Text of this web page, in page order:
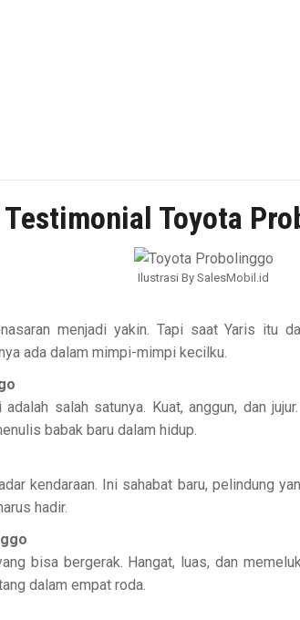
Testimonial Toyota
Ilustrasi By SalesMobil.id
menjadi yakin. Tapi saat Yaris itu
ada dalam mimpi-mimpi kecilku.
salah satunya. Kuat, anggun, dan
babak baru dalam hidup.
kendaraan. Ini sahabat baru, pelindung
hadir.
bisa bergerak. Hangat, luas, dan
dalam empat roda.